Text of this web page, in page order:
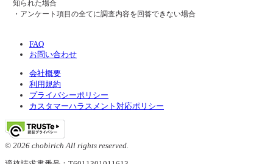
知られた場合
・アンケート項目の全てに調査内容を回答できない場合
FAQ
お問い合わせ
会社概要
利用規約
プライバシーポリシー
カスタマーハラスメント対応ポリシー
© 2026 chobirich All rights reserved.